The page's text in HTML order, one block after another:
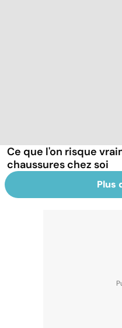
Ce que l'on risque
chaussures chez soi
Plus